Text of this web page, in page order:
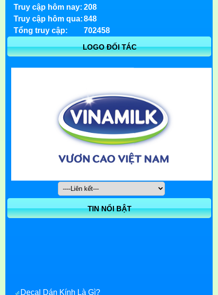
Truy cập hôm nay: 208
Truy cập hôm qua: 848
Tổng truy cập:
702458
LOGO ĐỐI TÁC
TIN NỔI BẬT